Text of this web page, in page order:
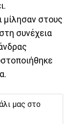
μίλησαν στους
συνέχεια
μας στο